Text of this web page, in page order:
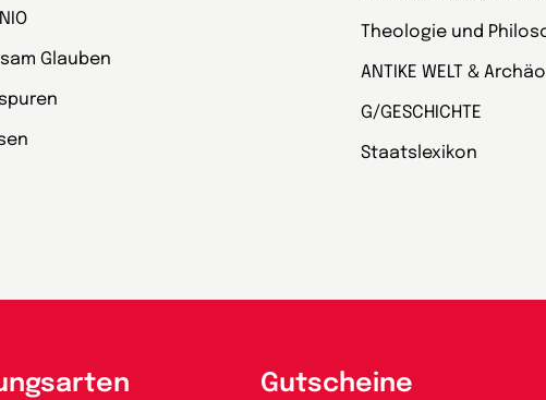
Glauben
Theologie und
ANTIKE WELT &
G/GESCHICHTE
Staatslexikon
Gutscheine